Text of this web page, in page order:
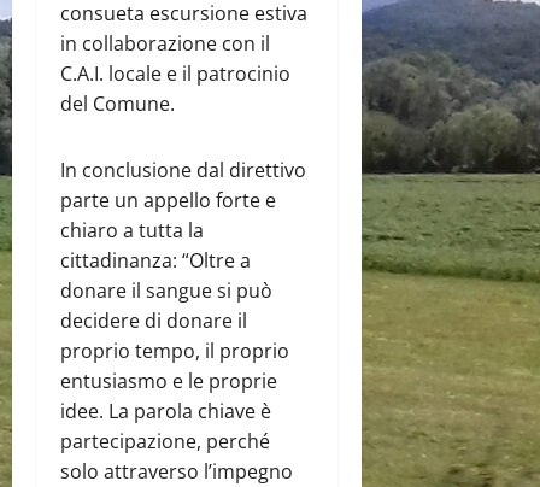
consueta escursione estiva
in collaborazione con il
C.A.I. locale e il patrocinio
del Comune.
In conclusione dal direttivo
parte un appello forte e
chiaro a tutta la
cittadinanza: “Oltre a
donare il sangue si può
decidere di donare il
proprio tempo, il proprio
entusiasmo e le proprie
idee. La parola chiave è
partecipazione, perché
solo attraverso l’impegno